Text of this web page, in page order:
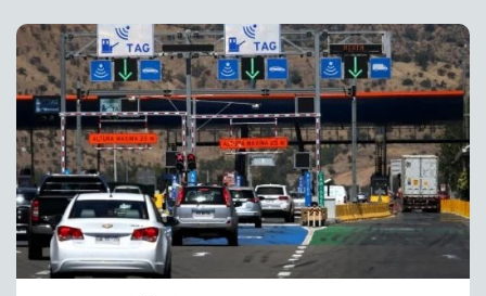
CASTING TVN VERTICAL
TVN VERTICAL
TVN PLAY
PROGRAMAS
TELESERIES
Artículos relacionados con Eduardo Fuentes